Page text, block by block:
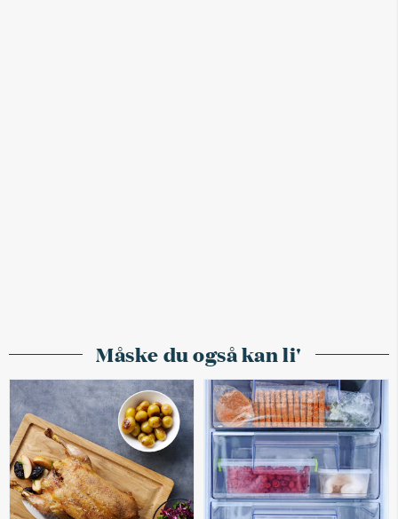
Måske du også kan li'